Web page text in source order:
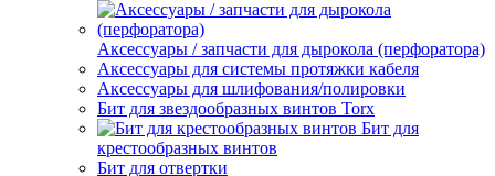
Аксессуары / запчасти для дырокола (перфоратора)
Аксессуары для системы протяжки кабеля
Аксессуары для шлифования/полировки
Бит для звездообразных винтов Torx
Бит для
крестообразных винтов
Бит для отвертки